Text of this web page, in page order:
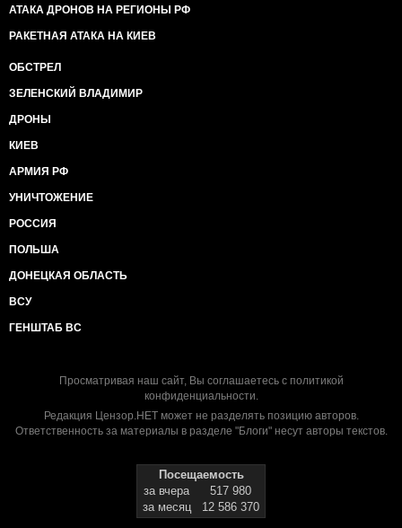
АТАКА ДРОНОВ НА РЕГИОНЫ РФ
РАКЕТНАЯ АТАКА НА КИЕВ
ОБСТРЕЛ
ЗЕЛЕНСКИЙ ВЛАДИМИР
ДРОНЫ
КИЕВ
АРМИЯ РФ
УНИЧТОЖЕНИЕ
РОССИЯ
ПОЛЬША
ДОНЕЦКАЯ ОБЛАСТЬ
ВСУ
ГЕНШТАБ ВС
Просматривая наш сайт, Вы соглашаетесь с политикой
конфиденциальности.
Редакция Цензор.НЕТ может не разделять позицию авторов.
Ответственность за материалы в разделе "Блоги" несут авторы текстов.
Посещаемость
за вчера
517 980
за месяц
12 586 370